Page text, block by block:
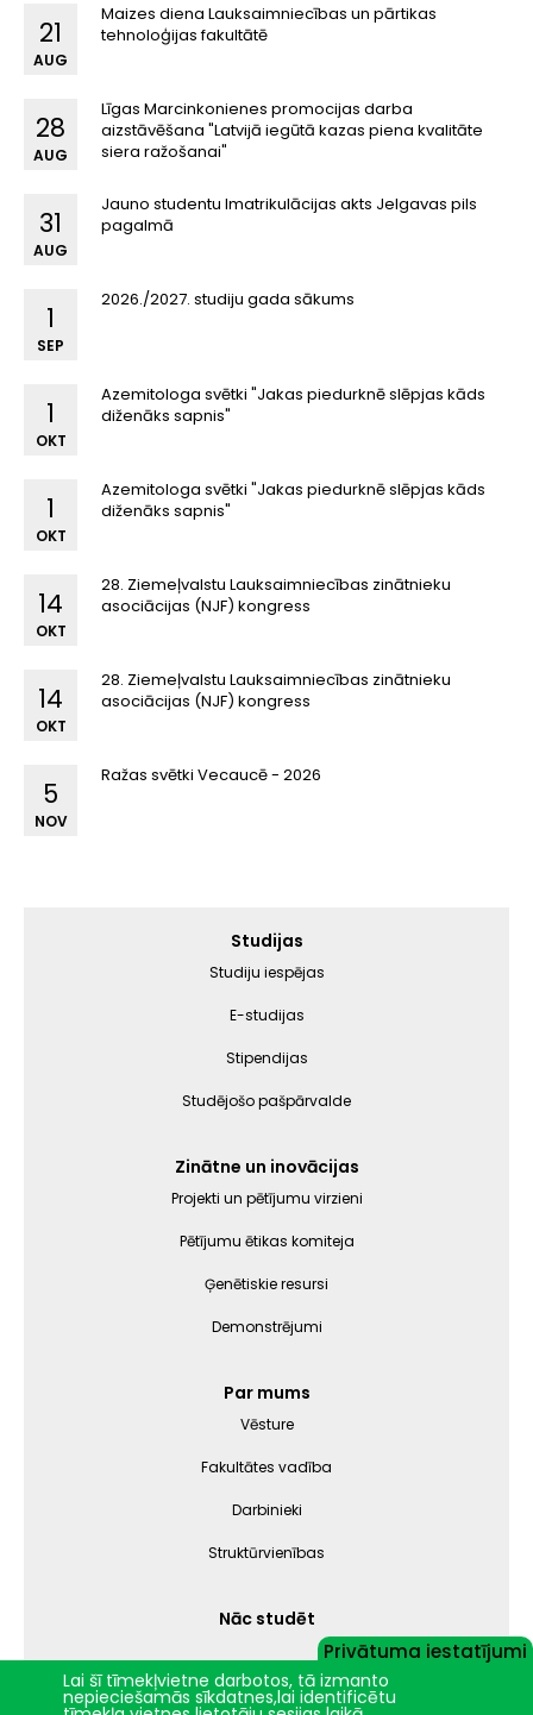
Maizes diena Lauksaimniecības un pārtikas
tehnoloģijas fakultātē
21
AUG
Līgas Marcinkonienes promocijas darba
aizstāvēšana "Latvijā iegūtā kazas piena kvalitāte
siera ražošanai"
28
AUG
Jauno studentu Imatrikulācijas akts Jelgavas pils
pagalmā
31
AUG
2026./2027. studiju gada sākums
1
SEP
Azemitologa svētki "Jakas piedurknē slēpjas kāds
diženāks sapnis"
1
OKT
Azemitologa svētki "Jakas piedurknē slēpjas kāds
diženāks sapnis"
1
OKT
28. Ziemeļvalstu Lauksaimniecības zinātnieku
asociācijas (NJF) kongress
14
OKT
28. Ziemeļvalstu Lauksaimniecības zinātnieku
asociācijas (NJF) kongress
14
OKT
Ražas svētki Vecaucē - 2026
5
NOV
Studijas
Studiju iespējas
E-studijas
Stipendijas
Studējošo pašpārvalde
Zinātne un inovācijas
Projekti un pētījumu virzieni
Pētījumu ētikas komiteja
Ģenētiskie resursi
Demonstrējumi
Par mums
Vēsture
Fakultātes vadība
Darbinieki
Struktūrvienības
Nāc studēt
Jelgava +28.6°C
Privātuma iestatījumi
Lai šī tīmekļvietne darbotos, tā izmanto
nepieciešamās sīkdatnes,lai identificētu